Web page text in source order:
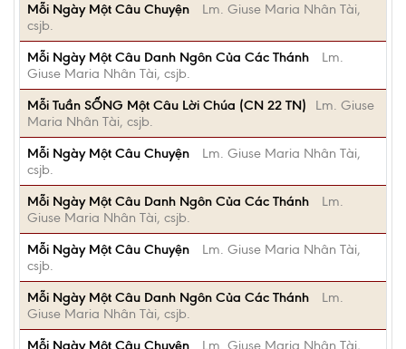
Mỗi Ngày Một Câu Chuyện
Lm. Giuse Maria Nhân Tài,
csjb.
Mỗi Ngày Một Câu Danh Ngôn Của Các Thánh
Lm.
Giuse Maria Nhân Tài, csjb.
Mỗi Tuần SỐNG Một Câu Lời Chúa (CN 22 TN)
Lm. Giuse
Maria Nhân Tài, csjb.
Mỗi Ngày Một Câu Chuyện
Lm. Giuse Maria Nhân Tài,
csjb.
Mỗi Ngày Một Câu Danh Ngôn Của Các Thánh
Lm.
Giuse Maria Nhân Tài, csjb.
Mỗi Ngày Một Câu Chuyện
Lm. Giuse Maria Nhân Tài,
csjb.
Mỗi Ngày Một Câu Danh Ngôn Của Các Thánh
Lm.
Giuse Maria Nhân Tài, csjb.
Mỗi Ngày Một Câu Chuyện
Lm. Giuse Maria Nhân Tài,